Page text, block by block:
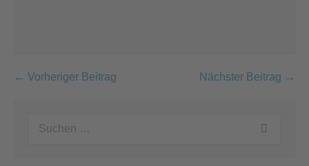
Beitragsnavigation
← Vorheriger Beitrag Nächster Beitrag →